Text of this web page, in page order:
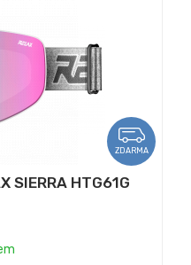
ZDARMA
SIERRA HTG61G